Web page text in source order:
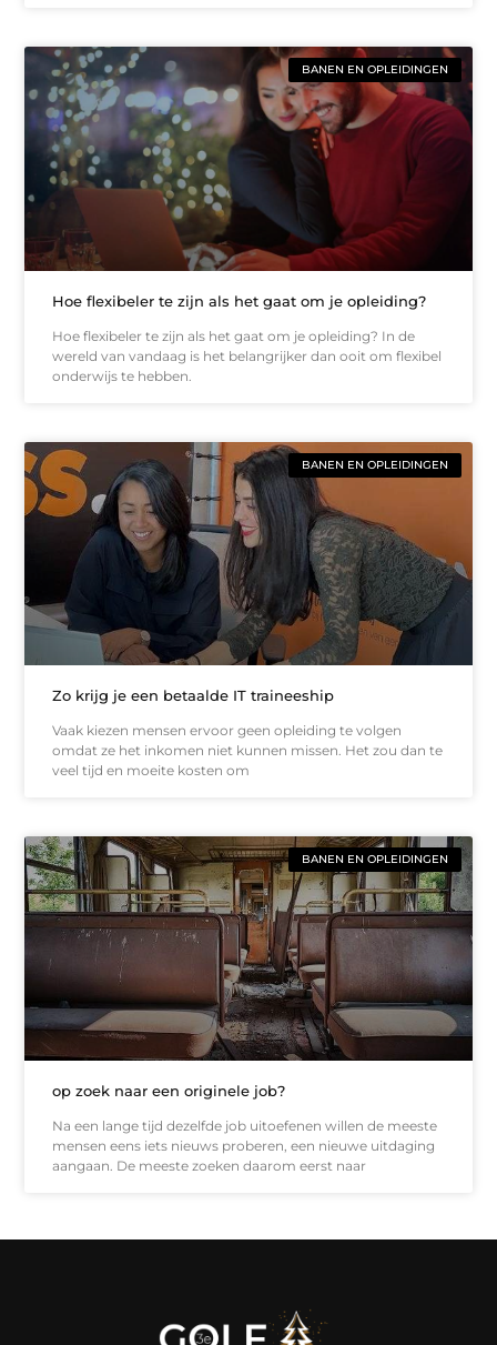
BANEN EN OPLEIDINGEN
Hoe flexibeler te zijn als het gaat om je opleiding?
Hoe flexibeler te zijn als het gaat om je opleiding? In de
wereld van vandaag is het belangrijker dan ooit om flexibel
onderwijs te hebben.
BANEN EN OPLEIDINGEN
Zo krijg je een betaalde IT traineeship
Vaak kiezen mensen ervoor geen opleiding te volgen
omdat ze het inkomen niet kunnen missen. Het zou dan te
veel tijd en moeite kosten om
BANEN EN OPLEIDINGEN
op zoek naar een originele job?
Na een lange tijd dezelfde job uitoefenen willen de meeste
mensen eens iets nieuws proberen, een nieuwe uitdaging
aangaan. De meeste zoeken daarom eerst naar